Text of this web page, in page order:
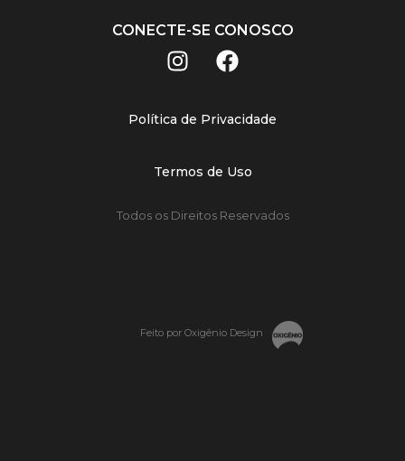
CONECTE-SE CONOSCO
Política de Privacidade
Termos de Uso
Todos os Direitos Reservados
Feito por Oxigênio Design